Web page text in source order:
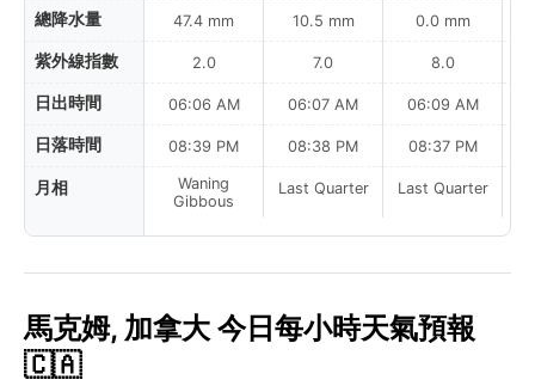
總降水量
紫外線指數
日出時間
日落時間
月相
47.4 mm
2.0
06:06 AM
08:39 PM
Waning
Gibbous
10.5 mm
7.0
06:07 AM
08:38 PM
Last Quarter
0.0 mm
8.0
06:09 AM
08:37 PM
Last Quarter
馬克姆, 加拿大 今日每小時天氣預報
🇨🇦